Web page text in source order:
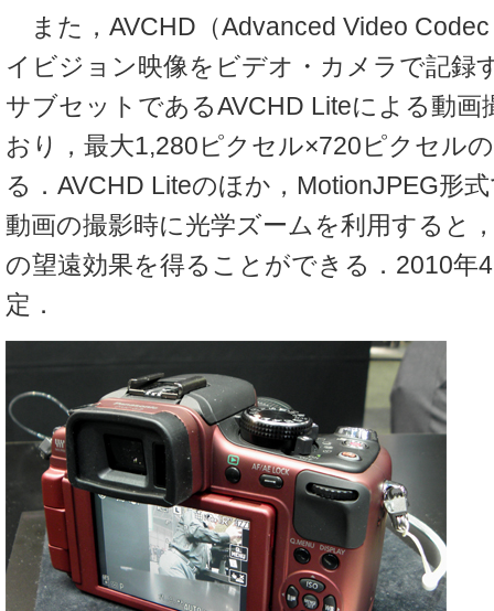
また，AVCHD（Advanced Video
イビジョン映像をビデオ・カメラで記録
サブセットであるAVCHD Liteによる動画
おり，最大1,280ピクセル×720ピクセル
る．AVCHD Liteのほか，MotionJPEG形
動画の撮影時に光学ズームを利用すると
の望遠効果を得ることができる．2010年
定．